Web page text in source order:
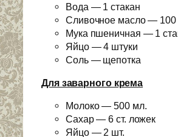
Вода — 1 стакан
Сливочное масло — 100
Мука пшеничная — 1
Яйцо — 4 штуки
Соль — щепотка
Для заварного крема
Молоко — 500 мл.
Сахар — 6 ст. ложек
Яйцо — 2 шт.